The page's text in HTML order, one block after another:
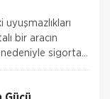
bir aracın
nedeniyle sigorta